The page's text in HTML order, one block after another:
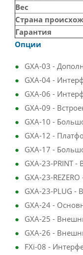
Вес
Страна
Гарантия
Опции
GXA-03 -
GXA-04 -
GXA-06 -
GXA-09 -
GXA-10 -
GXA-12 -
GXA-17 -
GXA-23-PRINT
GXA-23-
GXA-23-PLUG -
GXA-24 -
GXA-25 -
GXA-26 -
FXi-08 -